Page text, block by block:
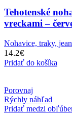
Tehotenské
vreckami –
Nohavice, traky,
14.2€
Pridať do košíka
Porovnaj
Rýchly náhľad
Pridať medzi